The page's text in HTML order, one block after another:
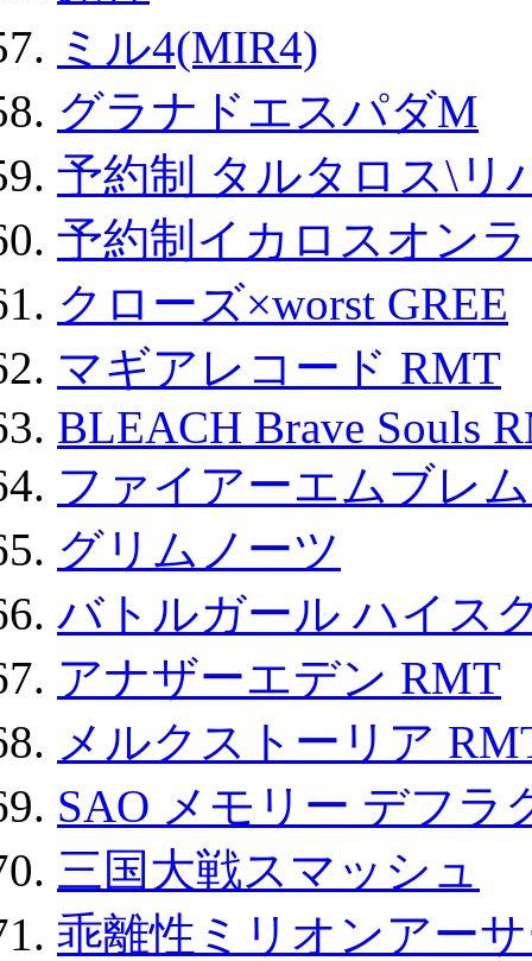
ミル4(MIR4)
グラナドエスパダM
予約制 タルタロス\リ
予約制イカロスオン
クローズ×worst GREE
マギアレコード RMT
BLEACH Brave Souls
ファイアーエムブレ
グリムノーツ
バトルガール ハイス
アナザーエデン RMT
メルクストーリア
SAO メモリー デフラ
三国大戦スマッシュ
乖離性ミリオンアー